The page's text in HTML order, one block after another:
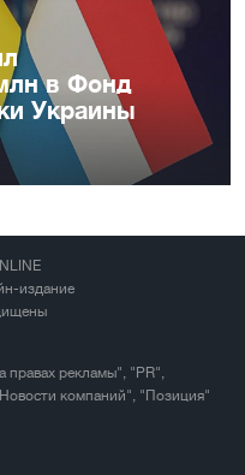
в Фонд
Украины
издание
рекламы", "PR",
компаний", "Позиция"